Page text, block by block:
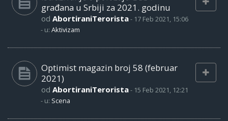
građana u Srbiji za 2021. godinu
od AbortiraniTerorista- 17 Feb 2021, 15:06
- u: Aktivizam
Optimist magazin broj 58 (februar
2021)
od AbortiraniTerorista- 15 Feb 2021, 12:21
- u: Scena